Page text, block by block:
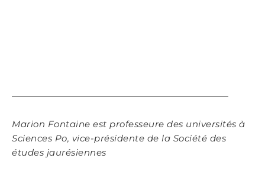
Marion Fontaine est professeure des universités à
Sciences Po, vice-présidente de la Société des
études jaurésiennes